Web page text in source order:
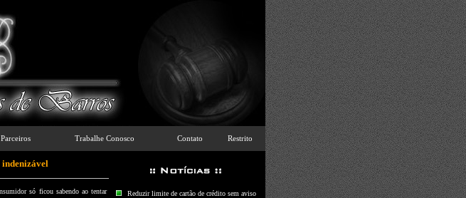
Parceiros Trabalhe Conosco Contato Restrito
indenizável
só ficou sabendo ao tentar
Reduzir limite de cartão de crédito sem aviso